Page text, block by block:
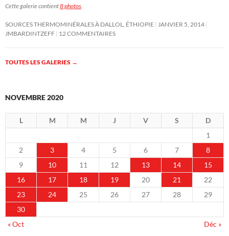
Cette galerie contient8 photos.
SOURCES THERMOMINÉRALES À DALLOL, ÉTHIOPIE JANVIER 5, 2014
JMBARDINTZEFF 12 COMMENTAIRES
TOUTES LES GALERIES →
NOVEMBRE 2020
L M M J V S
D
1
2
3 4 5 6 7
8
9
10 11 12 13 14
15
16
17 18 19 20 21
22
23
24 25 26 27 28
29
30
« Oct
Déc »